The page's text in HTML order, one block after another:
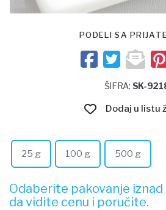
PODELI SA
ŠIFRA: SK-
Dodaj u listu
25 g 100 g 500 g
Odaberite pakovanje
da vidite cenu i poručite.